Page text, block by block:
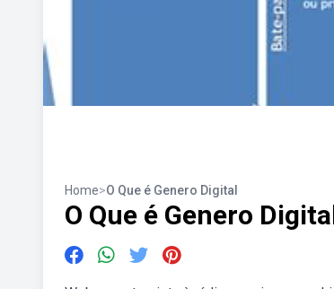
Home>O Que é Genero Digital
O Que é Genero